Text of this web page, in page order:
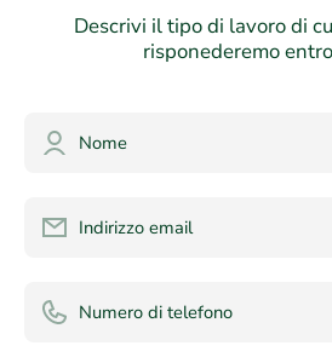
Descrivi il tipo di lavoro di
risponederemo
Nome
Indirizzo email
Numero di telefono